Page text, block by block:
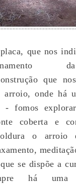
que nos
que
arroio, onde há
- fomos
coberta e
o arroio
se dispõe a
há uma